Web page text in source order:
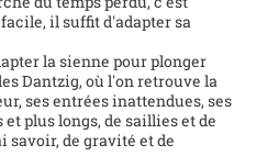
il suffit d'adapter sa
la sienne pour plonger
Dantzig, où l'on retrouve la
ses entrées inattendues, ses
plus longs, de saillies et de
savoir, de gravité et de